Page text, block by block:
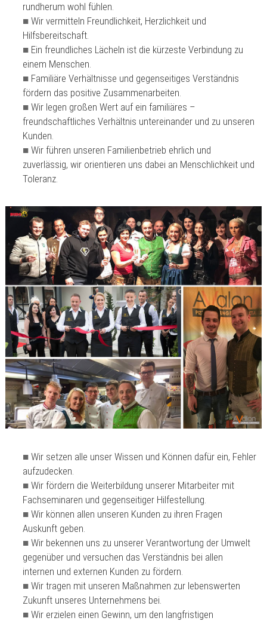
rundherum wohl fühlen.
Wir vermitteln Freundlichkeit, Herzlichkeit und
Hilfsbereitschaft.
Ein freundliches Lächeln ist die kürzeste Verbindung zu
einem Menschen.
Familiäre Verhältnisse und gegenseitiges Verständnis
fördern das positive Zusammenarbeiten.
Wir legen großen Wert auf ein familiäres –
freundschaftliches Verhältnis untereinander und zu unseren
Kunden.
Wir führen unseren Familienbetrieb ehrlich und
zuverlässig, wir orientieren uns dabei an Menschlichkeit und
Toleranz.
Wir setzen alle unser Wissen und Können dafür ein, Fehler
aufzudecken.
Wir fördern die Weiterbildung unserer Mitarbeiter mit
Fachseminaren und gegenseitiger Hilfestellung.
Wir können allen unseren Kunden zu ihren Fragen
Auskunft geben.
Wir bekennen uns zu unserer Verantwortung der Umwelt
gegenüber und versuchen das Verständnis bei allen
internen und externen Kunden zu fördern.
Wir tragen mit unseren Maßnahmen zur lebenswerten
Zukunft unseres Unternehmens bei.
Wir erzielen einen Gewinn, um den langfristigen